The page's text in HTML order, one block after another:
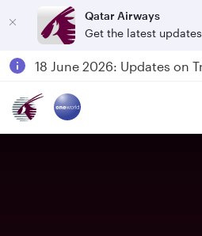
Qatar Airways
Get the latest updates